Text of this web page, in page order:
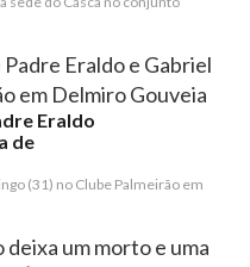
Eraldo
de
(31) no Clube Palmeirão em